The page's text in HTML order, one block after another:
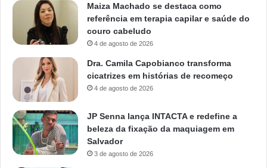
Maiza Machado se destaca como
referência em terapia capilar e saúde do
couro cabeludo
4 de agosto de 2026
Dra. Camila Capobianco transforma
cicatrizes em histórias de recomeço
4 de agosto de 2026
JP Senna lança INTACTA e redefine a
beleza da fixação da maquiagem em
Salvador
3 de agosto de 2026